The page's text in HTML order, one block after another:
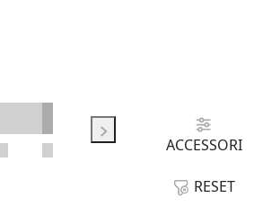
ACCESSORI
RESET